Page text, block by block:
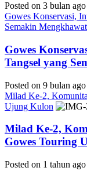
Posted on 3 bulan ago
Gowes Konservasi,
Semakin
Gowes
Tangsel yang
Posted on 9 bulan ago
Milad Ke-2,
Ujung Kulon
Milad Ke-2,
Gowes Touring
Posted on 1 tahun ago